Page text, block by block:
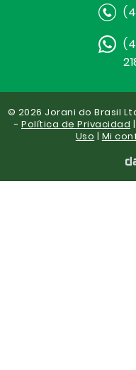
© 2026 Jorani do Brasil
- Política de Privacidad |
Uso | Mi